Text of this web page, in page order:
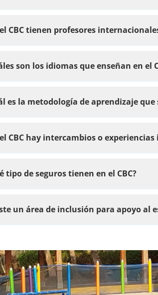
CBC tienen profesores
son los idiomas que enseñan en el
es la metodología de aprendizaje que
CBC hay intercambios o
tipo de seguros tienen en el CBC?
un área de inclusión para apoyo al